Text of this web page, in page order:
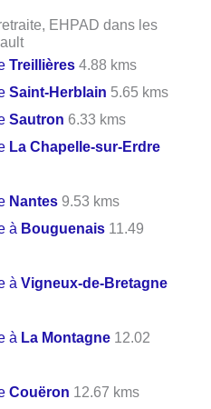
EHPAD dans les
Treillières 4.88 kms
Saint-Herblain 5.65 kms
Sautron 6.33 kms
La Chapelle-sur-Erdre
Nantes 9.53 kms
à Bouguenais 11.49
àVigneux-de-Bretagne
à La Montagne 12.02
Couëron 12.67 kms